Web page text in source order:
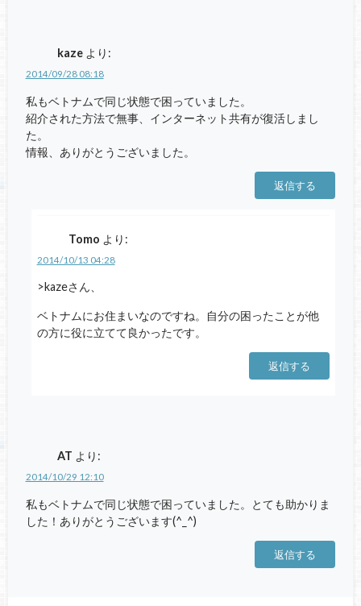
kaze より:
2014/09/28 08:18
私もベトナムで同じ状態で困っていました。
紹介された方法で無事、インターネット共有が復活しまし
た。
情報、ありがとうございました。
返信する
Tomo より:
2014/10/13 04:28
>kazeさん、
ベトナムにお住まいなのですね。自分の困ったことが他
の方に役に立てて良かったです。
返信する
AT より:
2014/10/29 12:10
私もベトナムで同じ状態で困っていました。とても助かりま
した！ありがとうございます(^_^)
返信する